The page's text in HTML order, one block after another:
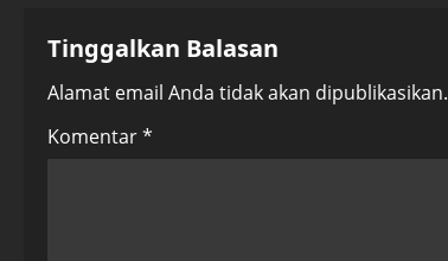
n
a
v
Tinggalkan Balasan
Alamat email Anda tidak akan dipublikasikan.
Komentar*